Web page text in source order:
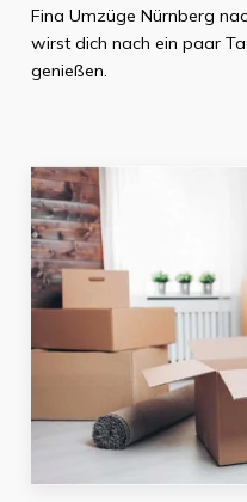
Fina Umzüge Nürnberg
wirst dich nach ein paar
genießen.